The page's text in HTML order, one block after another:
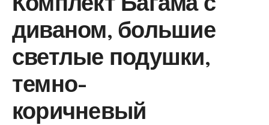
диваном, большие
светлые подушки,
темно-
коричневый